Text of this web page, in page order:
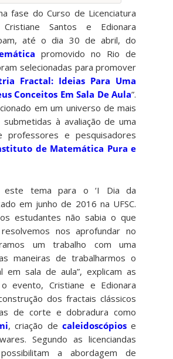
fase do Curso de Licenciatura
Santos e Edionara
até o dia 30 de abril, do
promovido no Rio de
selecionadas para promover
Fractal: Ideias Para Uma
Conceitos Em Sala De Aula”.
em um universo de mais
à avaliação de uma
professores e pesquisadores
de Matemática Pura e
este tema para o ‘I Dia da
em junho de 2016 na UFSC.
estudantes não sabia o que
nos aprofundar no
um trabalho com uma
maneiras de trabalharmos o
em sala de aula”, explicam as
evento, Cristiane e Edionara
dos fractais clássicos
de corte e dobradura como
, criação de caleidoscópiose
Segundo as licenciandas
a abordagem de